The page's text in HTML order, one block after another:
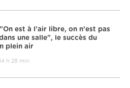
"On est à l’air libre, on n’est pas
une salle", le succès du
plein air
h 28 min